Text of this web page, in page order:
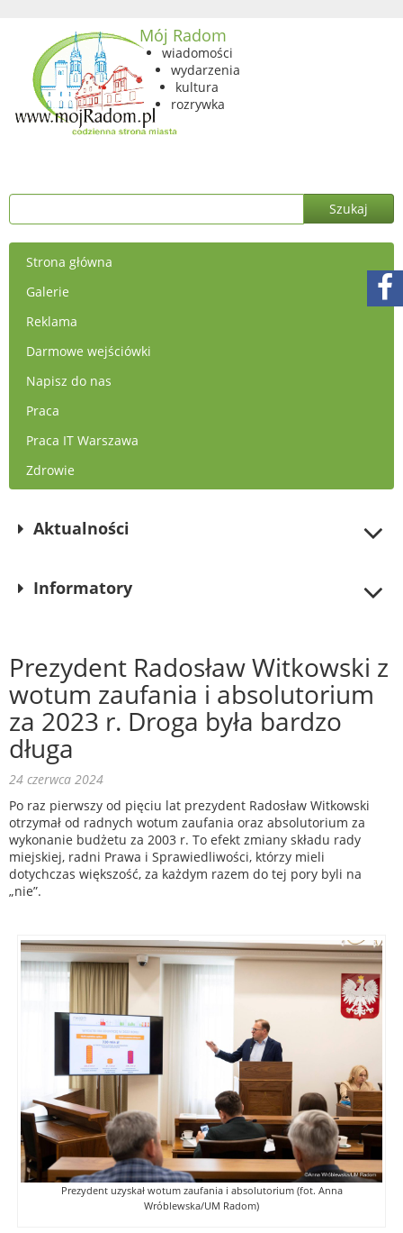
Mój Radom
wiadomości
wydarzenia
kultura
rozrywka
Strona główna
Galerie
Reklama
Darmowe wejściówki
Napisz do nas
Praca
Praca IT Warszawa
Zdrowie
Aktualności
Informatory
Prezydent Radosław Witkowski z
wotum zaufania i absolutorium
za 2023 r. Droga była bardzo
długa
24 czerwca 2024
Po raz pierwszy od pięciu lat prezydent Radosław Witkowski
otrzymał od radnych wotum zaufania oraz absolutorium za
wykonanie budżetu za 2003 r. To efekt zmiany składu rady
miejskiej, radni Prawa i Sprawiedliwości, którzy mieli
dotychczas większość, za każdym razem do tej pory byli na
„nie”.
Prezydent uzyskał wotum zaufania i absolutorium (fot. Anna
Wróblewska/UM Radom)